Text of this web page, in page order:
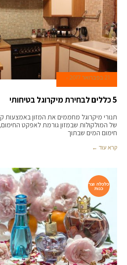
21 בפברואר 2017
5 כללים לבחירת מיקרוגל בטיחותי
תנורי מיקרוגל מחממים את המזון באמצעות
של המולקולות שבמזון גורמת לאפקט
חימום המים שבתוך
קרא עוד ←
כלכלה וצר
כנות